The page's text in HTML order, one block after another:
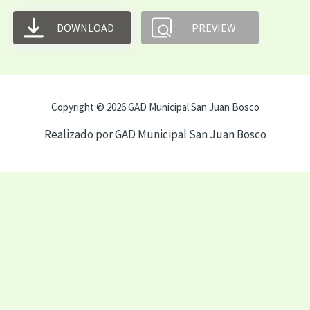
DOWNLOAD PREVIEW
Copyright © 2026 GAD Municipal San Juan Bosco
Realizado por GAD Municipal San Juan Bosco